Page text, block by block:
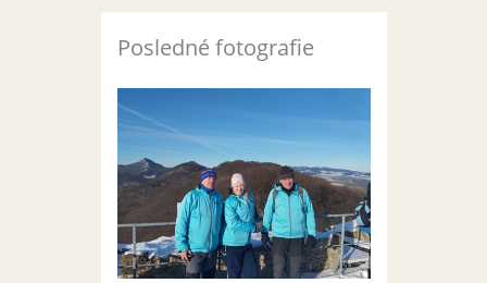
Posledné fotografie